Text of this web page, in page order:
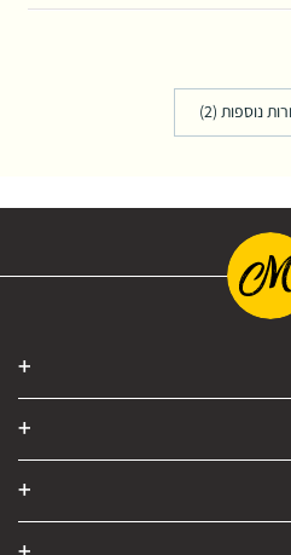
נוספות (2)